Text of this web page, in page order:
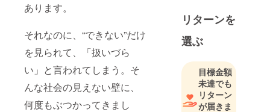
あります。
それなのに、“できない”だけ
を見られて、「扱いづら
い」と言われてしまう。そ
んな社会の見えない壁に、
何度もぶつかってきまし
やイベント
企画、コ
ミュニティ
り組み、直
感と行動力
を活かして
独立。
リターンを
選ぶ
目標金額
未達でも
リターン
が届きま